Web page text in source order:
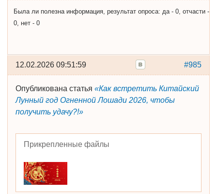
Была ли полезна информация, результат опроса: да - 0, отчасти -
0, нет - 0
#985
12.02.2026 09:51:59
Опубликована статья «Как встретить Китайский
Лунный год Огненной Лошади 2026, чтобы
получить удачу?!»
Прикрепленные файлы